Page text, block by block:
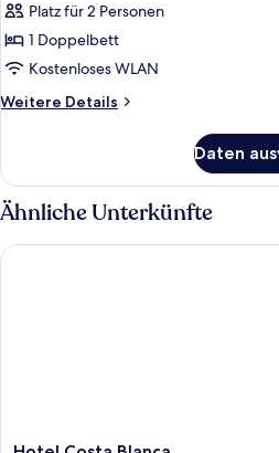
Platz für 2 Personen
1 Doppelbett
Kostenloses WLAN
Weitere Details
Weitere
Doppelzimmer
Daten
Ähnliche Unterkünfte
Hotel
Hotel Costa Blanca